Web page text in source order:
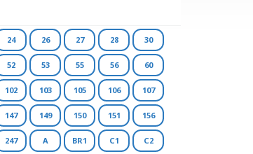
24 26 27 28 30
52 53 55 56 60
102 103 105 106 107
147 149 150 151 156
247 A BR1 C1 C2